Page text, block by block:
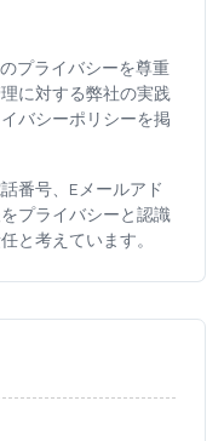
プライバシーを尊重
に対する弊社の実践
バシーポリシーを掲
番号、Eメールアド
プライバシーと認識
と考えています。